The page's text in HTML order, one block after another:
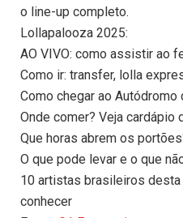
o line-up completo.
Lollapalooza 2025:
AO VIVO: como assistir ao
Como ir: transfer, lolla
Como chegar ao Autódromo
Onde comer? Veja cardápio
Que horas abrem os
O que pode levar e o que
10 artistas brasileiros desta
conhecer